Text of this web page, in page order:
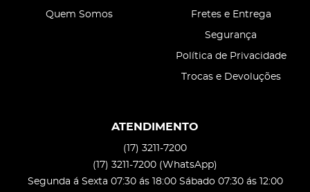
Quem Somos Fretes e Entrega
Segurança
Política de Privacidade
Trocas e Devoluções
ATENDIMENTO
(17) 3211-7200
(17) 3211-7200 (WhatsApp)
Segunda á Sexta 07:30 ás 18:00 Sábado 07:30 ás 12:00